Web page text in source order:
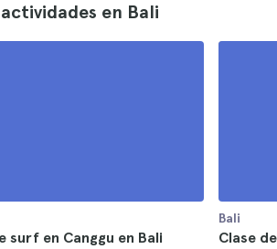
en Bali
surf en Canggu en Bali
Bali
Clase